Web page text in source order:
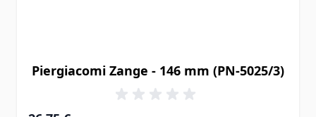
Piergiacomi Zange - 146 mm (PN-5025/3)